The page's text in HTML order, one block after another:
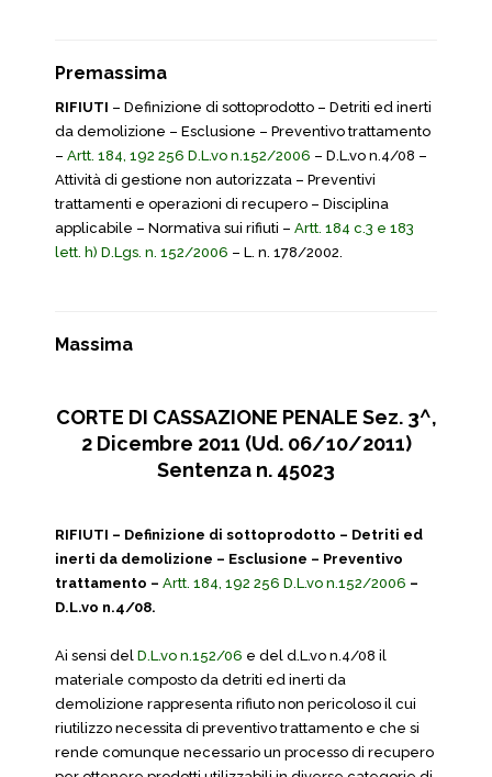
Premassima
RIFIUTI – Definizione di sottoprodotto – Detriti ed inerti
da demolizione – Esclusione – Preventivo trattamento
– Artt. 184, 192 256 D.L.vo n.152/2006 – D.L.vo n.4/08 –
Attività di gestione non autorizzata – Preventivi
trattamenti e operazioni di recupero – Disciplina
applicabile – Normativa sui rifiuti – Artt. 184 c.3 e 183
lett. h) D.Lgs. n. 152/2006 – L. n. 178/2002.
Massima
CORTE DI CASSAZIONE PENALE Sez. 3^,
2 Dicembre 2011 (Ud. 06/10/2011)
Sentenza n. 45023
RIFIUTI – Definizione di sottoprodotto – Detriti ed
inerti da demolizione – Esclusione – Preventivo
trattamento – Artt. 184, 192 256 D.L.vo n.152/2006 –
D.L.vo n.4/08.
Ai sensi del D.L.vo n.152/06 e del d.L.vo n.4/08 il
materiale composto da detriti ed inerti da
demolizione rappresenta rifiuto non pericoloso il cui
riutilizzo necessita di preventivo trattamento e che si
rende comunque necessario un processo di recupero